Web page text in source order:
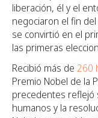
liberación, él y el
negociaron el fin
se convirtió en el
las primeras
Recibió más de 260
Premio Nobel de la
precedentes reflejó
humanos y la